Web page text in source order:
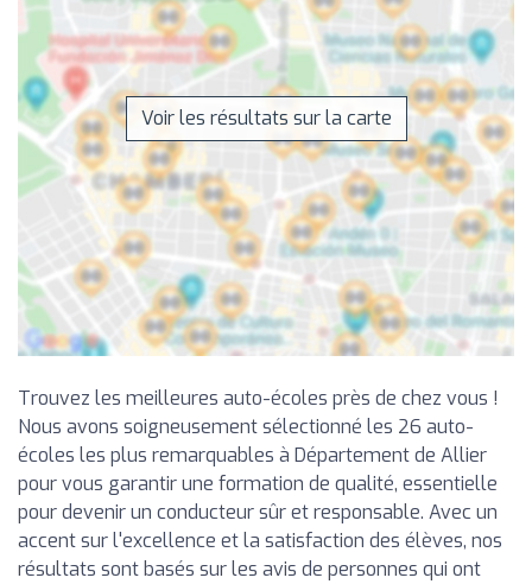
Voir les résultats sur la carte
Trouvez les meilleures auto-écoles près de chez vous !
Nous avons soigneusement sélectionné les 26 auto-
écoles les plus remarquables à Département de Allier
pour vous garantir une formation de qualité, essentielle
pour devenir un conducteur sûr et responsable. Avec un
accent sur l'excellence et la satisfaction des élèves, nos
résultats sont basés sur les avis de personnes qui ont